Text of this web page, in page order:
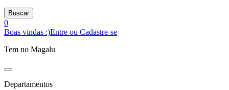
Buscar
0
Boas vindas :)Entre ou Cadastre-se
Tem no Magalu
Departamentos